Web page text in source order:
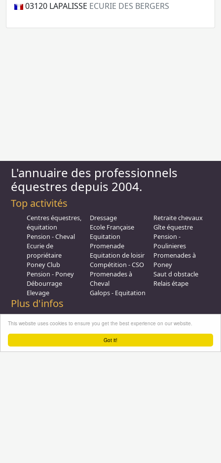
Got it!
This website uses cookies to ensure you get the best experience on our website.
03120 LAPALISSE ECURIE DES BERGERS
L'annuaire des professionnels
équestres depuis 2004.
Top activités
Centres équestres,
équitation
Pension - Cheval
Ecurie de
propriétaire
Poney Club
Pension - Poney
Débourrage
Elevage
Dressage
Ecole Française
Equitation
Promenade
Equitation de loisir
Compétition - CSO
Promenades à
Cheval
Galops - Equitation
Retraite chevaux
Gîte équestre
Pension -
Poulinieres
Promenades à
Poney
Saut d obstacle
Relais étape
Plus d'infos
Nous contacter
Conditions générales d'utilisation